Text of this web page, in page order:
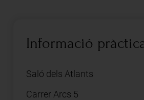
Informació
Saló dels Atlants
Carrer Arcs 5